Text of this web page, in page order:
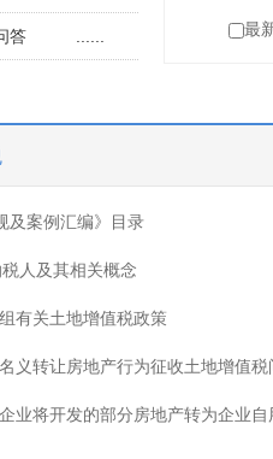
年
年
年
年
税
税
务
则
答
最
及案例汇编》目录
人及其相关概念
有关土地增值税政策
义转让房地产行为征收土地增值税
业将开发的部分房地产转为企业